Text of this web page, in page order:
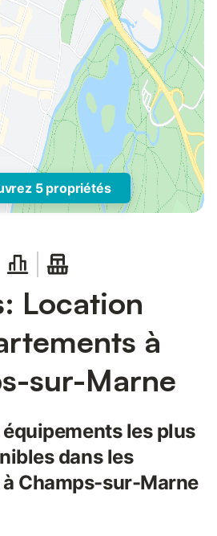
5 propriétés
Location
à
sur-Marne
les plus
dans les
Champs-sur-Marne